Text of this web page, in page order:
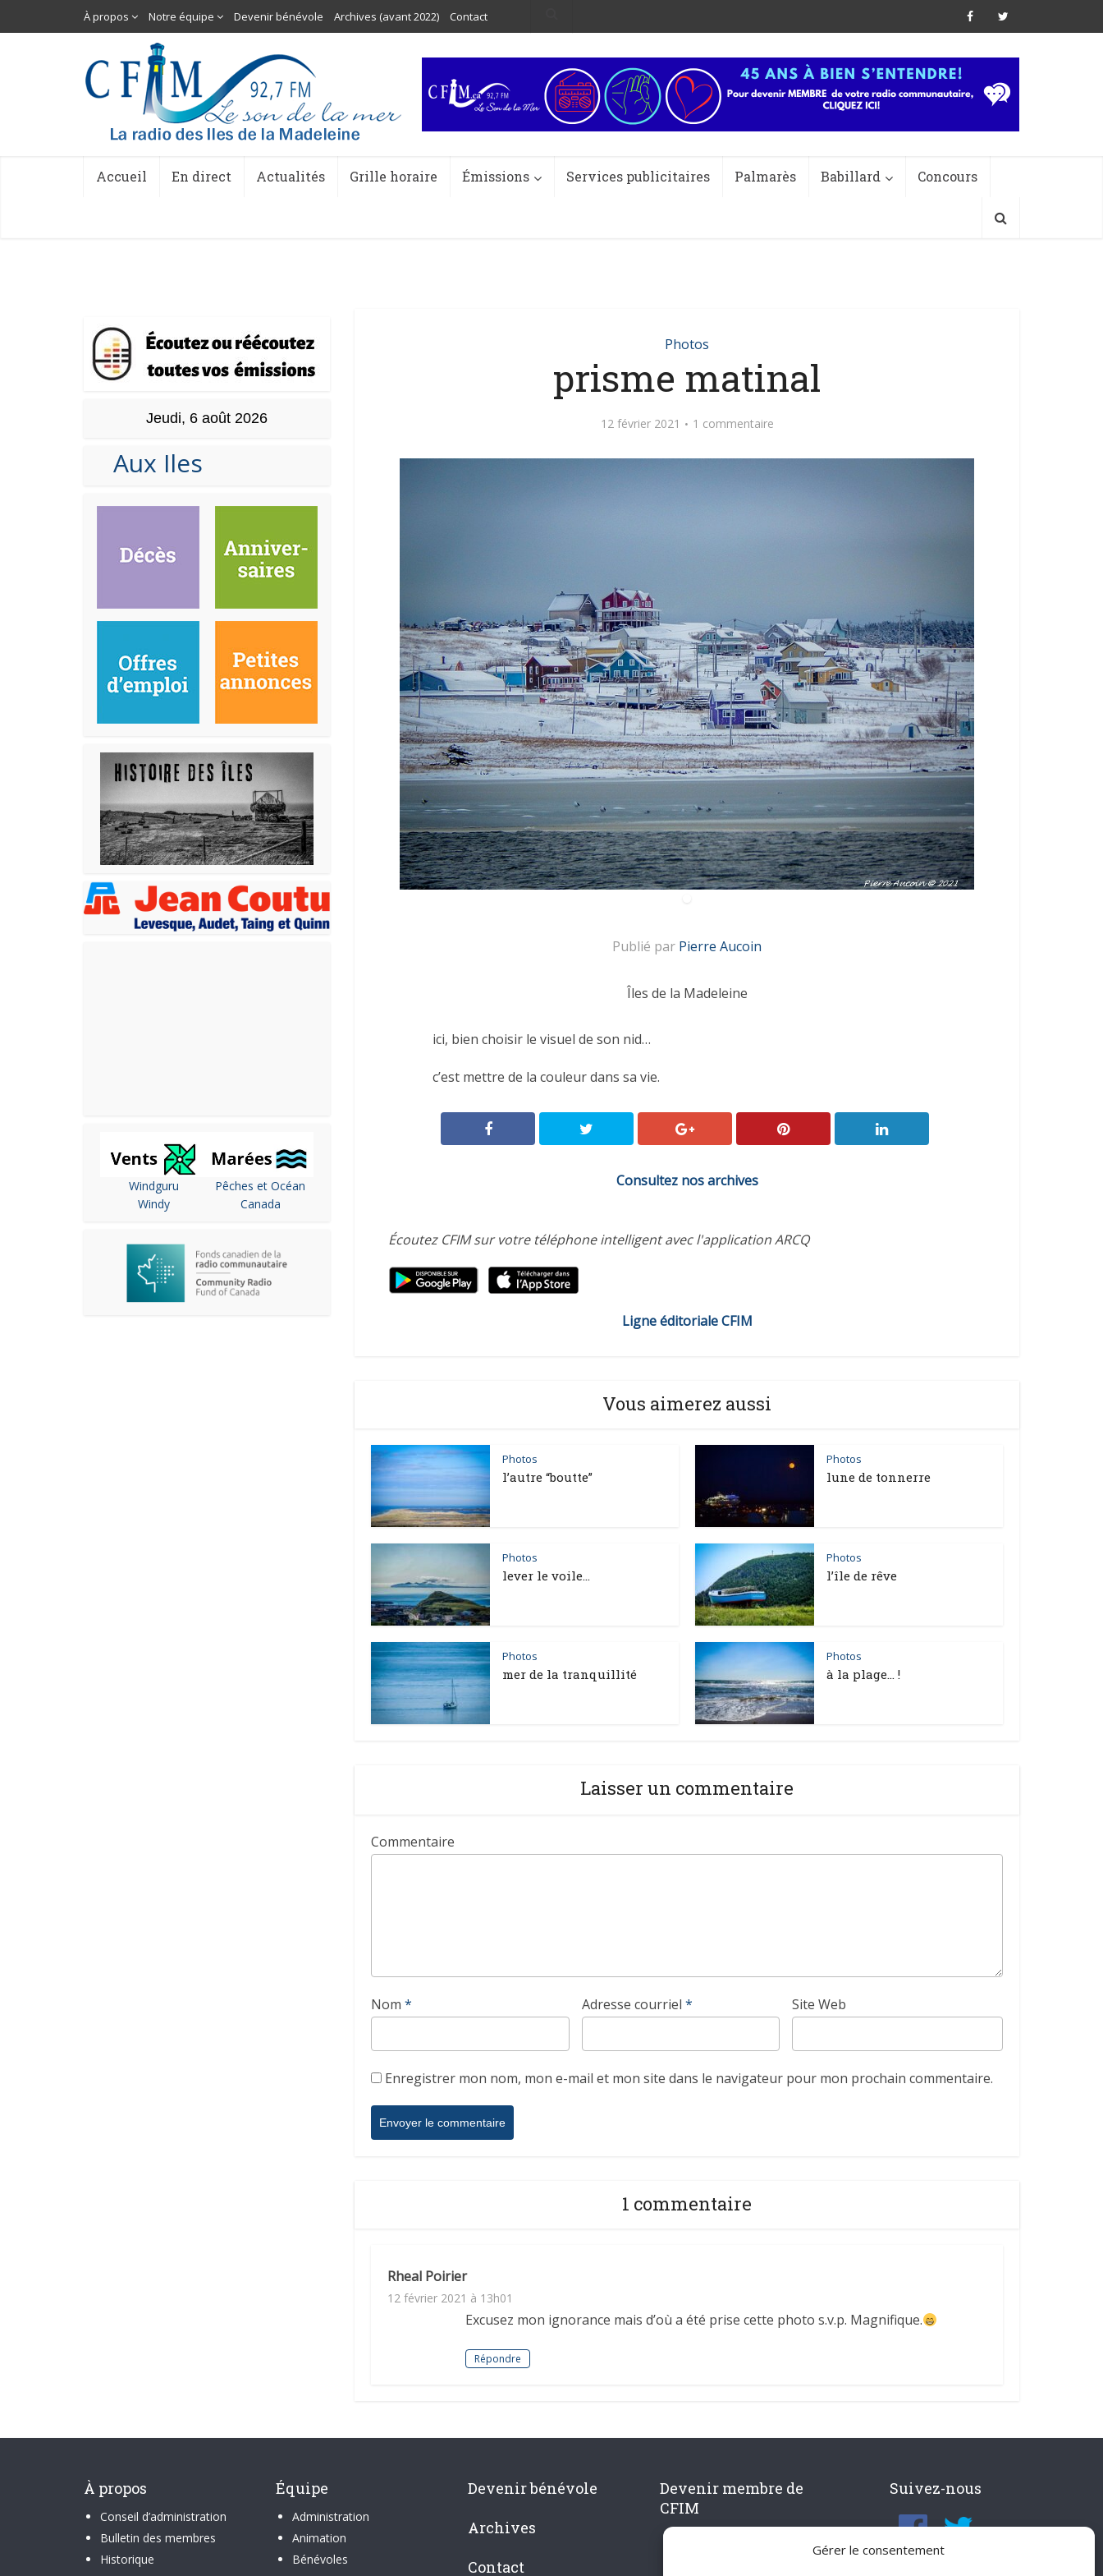
Gérer le consentement
À propos Notre équipe Devenir bénévole Archives (avant 2022) Contact
Accueil En direct Actualités Grille horaire Émissions Services publicitaires Palmarès Babillard Concours
Jeudi, 6 août 2026
Aux Iles
Windguru
Windy
Pêches et Océan
Canada
Photos
prisme matinal
12 février 2021 1 commentaire
Publié par Pierre Aucoin
Îles de la Madeleine
ici, bien choisir le visuel de son nid…
c’est mettre de la couleur dans sa vie.
Consultez nos archives
Écoutez CFIM sur votre téléphone intelligent avec l'application ARCQ
Ligne éditoriale CFIM
Vous aimerez aussi
Photos
l’autre “boutte”
Photos
lune de tonnerre
Photos
lever le voile…
Photos
l’île de rêve
Photos
mer de la tranquillité
Photos
à la plage… !
Laisser un commentaire
Commentaire
Nom * Adresse courriel * Site Web
Enregistrer mon nom, mon e-mail et mon site dans le navigateur pour mon prochain commentaire.
1 commentaire
Rheal Poirier
12 février 2021 à 13h01
Excusez mon ignorance mais d’où a été prise cette photo s.v.p. Magnifique.
Répondre
À propos
Conseil d’administration
Bulletin des membres
Historique
Équipe
Administration
Animation
Bénévoles
Devenir bénévole
Archives
Contact
Devenir membre de
CFIM
Suivez-nous